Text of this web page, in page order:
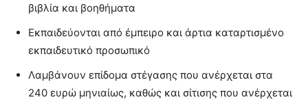
βιβλία και βοηθήματα
Εκπαιδεύονται από έμπειρο και άρτια καταρτισμένο
εκπαιδευτικό προσωπικό
Λαμβάνουν επίδομα στέγασης που ανέρχεται στα
240 ευρώ μηνιαίως, καθώς και σίτισης που ανέρχεται